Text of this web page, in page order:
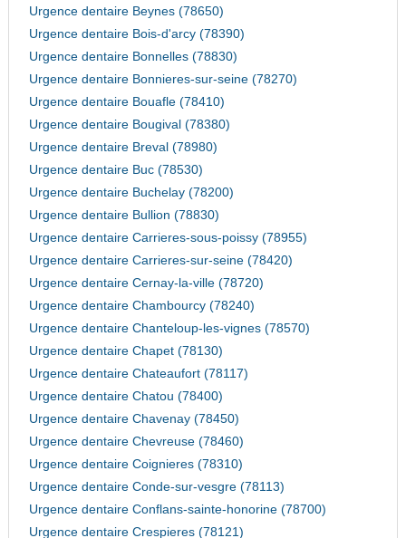
Urgence dentaire Beynes (78650)
Urgence dentaire Bois-d'arcy (78390)
Urgence dentaire Bonnelles (78830)
Urgence dentaire Bonnieres-sur-seine (78270)
Urgence dentaire Bouafle (78410)
Urgence dentaire Bougival (78380)
Urgence dentaire Breval (78980)
Urgence dentaire Buc (78530)
Urgence dentaire Buchelay (78200)
Urgence dentaire Bullion (78830)
Urgence dentaire Carrieres-sous-poissy (78955)
Urgence dentaire Carrieres-sur-seine (78420)
Urgence dentaire Cernay-la-ville (78720)
Urgence dentaire Chambourcy (78240)
Urgence dentaire Chanteloup-les-vignes (78570)
Urgence dentaire Chapet (78130)
Urgence dentaire Chateaufort (78117)
Urgence dentaire Chatou (78400)
Urgence dentaire Chavenay (78450)
Urgence dentaire Chevreuse (78460)
Urgence dentaire Coignieres (78310)
Urgence dentaire Conde-sur-vesgre (78113)
Urgence dentaire Conflans-sainte-honorine (78700)
Urgence dentaire Crespieres (78121)